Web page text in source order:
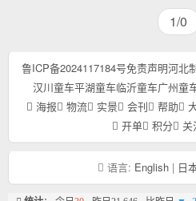
1/0
鲁ICP备2024117184号免责声明河北
汉川童车平湖童车临沂童车广州童
海报
物流 实景 会刊 帮助
开单
积分 关
语言: English| 日